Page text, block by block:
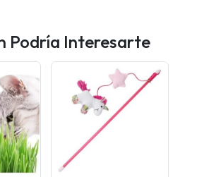
Podría Interesarte